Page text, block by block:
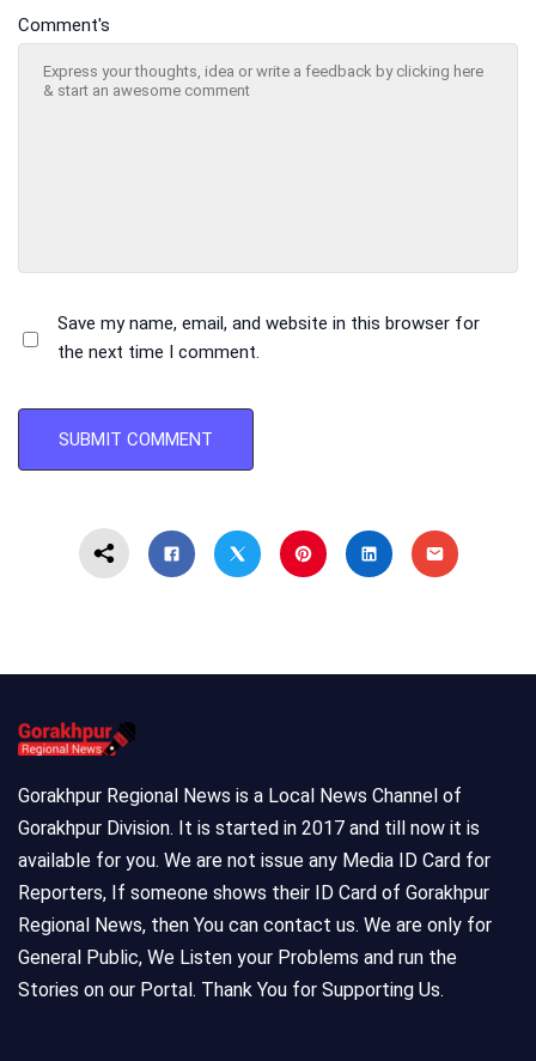
Comment's
Save my name, email, and website in this browser for
the next time I comment.
Gorakhpur Regional News is a Local News Channel of
Gorakhpur Division. It is started in 2017 and till now it is
available for you. We are not issue any Media ID Card for
Reporters, If someone shows their ID Card of Gorakhpur
Regional News, then You can contact us. We are only for
General Public, We Listen your Problems and run the
Stories on our Portal. Thank You for Supporting Us.